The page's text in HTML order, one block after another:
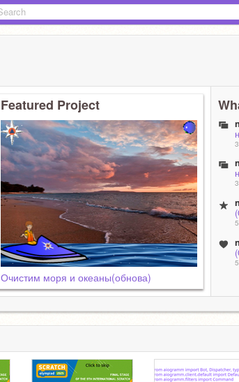
Featured Project
Очистим моря и океаны(обнова)